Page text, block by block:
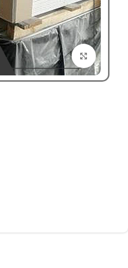
بزرگنمایی تصویر